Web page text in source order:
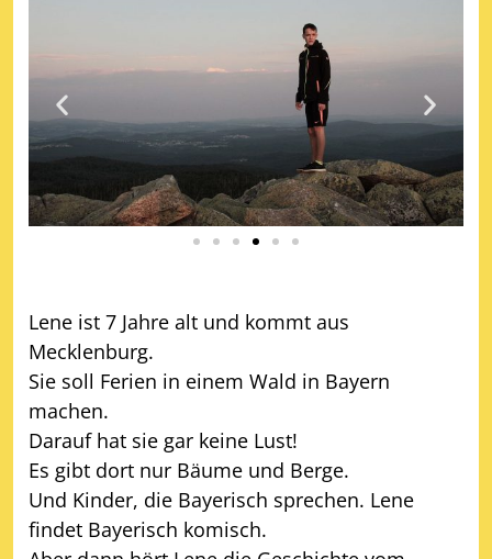
Lene ist 7 Jahre alt und kommt aus
Mecklenburg.
Sie soll Ferien in einem Wald in Bayern
machen.
Darauf hat sie gar keine Lust!
Es gibt dort nur Bäume und Berge.
Und Kinder, die Bayerisch sprechen. Lene
findet Bayerisch komisch.